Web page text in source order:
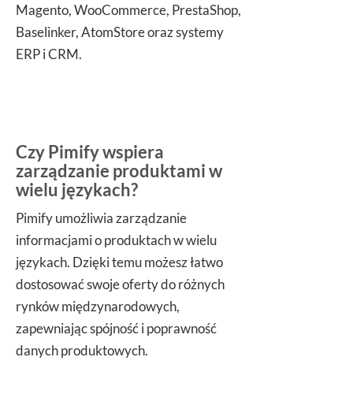
Magento, WooCommerce, PrestaShop,
Baselinker, AtomStore oraz systemy
ERP i CRM.
Czy Pimify wspiera
zarządzanie produktami w
wielu językach?
Pimify umożliwia zarządzanie
informacjami o produktach w wielu
językach. Dzięki temu możesz łatwo
dostosować swoje oferty do różnych
rynków międzynarodowych,
zapewniając spójność i poprawność
danych produktowych.